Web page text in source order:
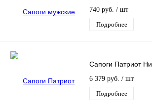
740 руб. / шт
Подробнее
Сапоги Патриот
6 379 руб. / шт
Подробнее